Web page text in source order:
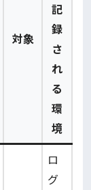
対象
記
録
さ
れ
る
環
境
ロ
グ